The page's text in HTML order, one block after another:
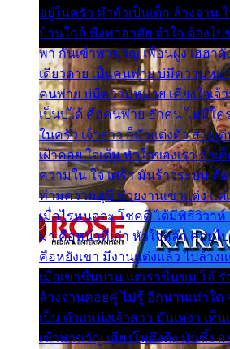
อยู่ในครัว ทำตัวเป็นเด็ก ล้างจาน
บ้านใกล้ พึ่งพาอาศัย จำใจ ต้องไป
พา กันเข้าพาขวัญ เพื่อนฝูง เฮฮาดั
เดียวดาย เป็นคนพ่าย บ่มีความหมา
คนพ่าย บ่มีความหมาย เคียงใจเจ้า
เป็นบ่ได้ คือคนพ่าย ฮักคน ไม่มีใค
ในครัว เจ้าสาว ก็มัวแต่งตัว สวยเด่
เฝ้าคอย ใจเต้น หัวใจของเรา ลำ
ความใน ใจ เศร้า มันร้าวระบม ต้
ท่ามความสุขี ช่วยงานเขาแต่ง แต่
เมื่อไรหนอจะ โชคดี ได้มีพิธีวิวา
มา คือหน้าที่เก่า หัวใจหล้า คอยไ
คือหยังเขา มีงานแต่งแล้ว ไปล้าง
เมื่อเขาชื่นบาน แต่เราขื่นขม โอ้
ล้างจานคอยคู่ ไม่รู้ อีกนานเท่าใด
เป็น ตำแหน่งเจ้าสาว มันเหงา เ
เข้าพาขวัญ เสียงโห่ตึงตึง มันซึ้ง